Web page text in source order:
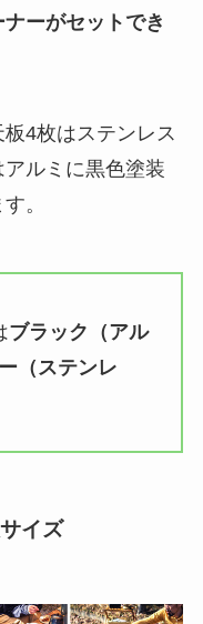
ーがセットでき
4枚はステンレス
ルミに黒色塗装
。
ブラック（アル
（ステンレ
イズ